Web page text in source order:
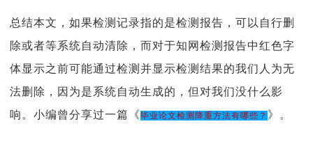
总结本文，如果检测记录指的是检测报告，可以自行删
除或者等系统自动清除，而对于知网检测报告中红色字
体显示之前可能通过检测并显示检测结果的我们人为无
法删除，因为是系统自动生成的，但对我们没什么影
响。小编曾分享过一篇《毕业论文检测降重方法有哪些？ 》。